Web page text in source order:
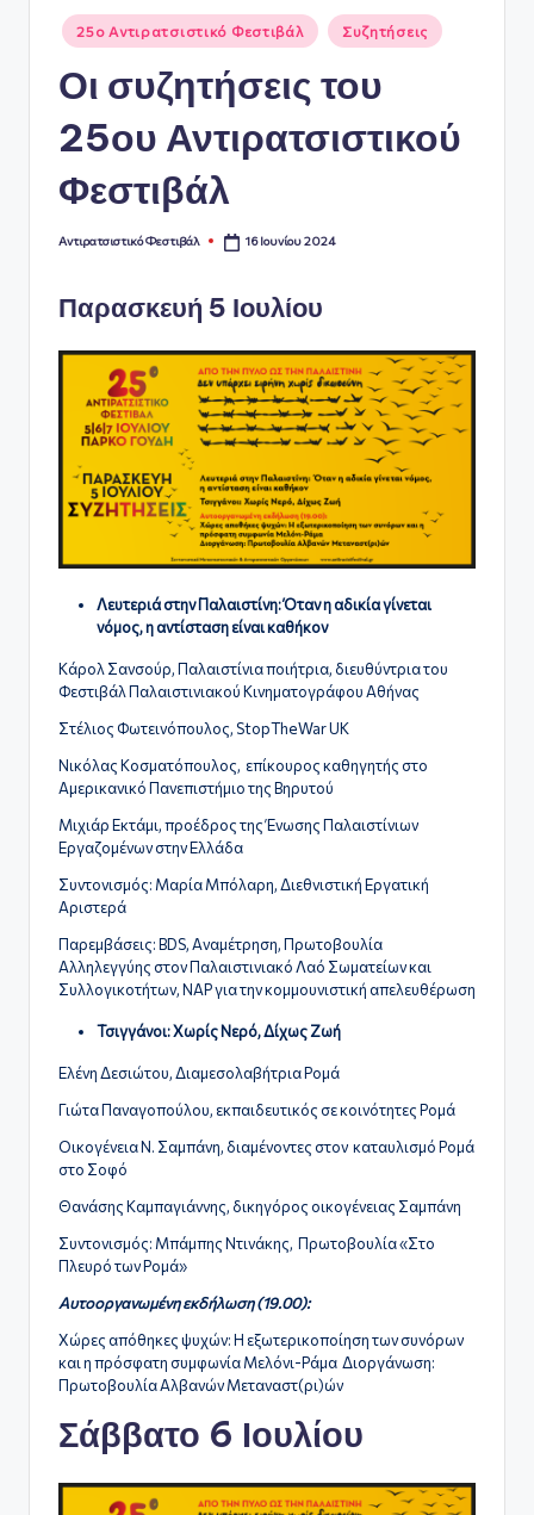
Φ
τι
Α
Αναρτήθηκε
σε
25ο Αντιρατσιστικό Φεστιβάλ Συζητήσεις
Οι συζητήσεις του
25ου Αντιρατσιστικού
Φεστιβάλ
Συγγραφέας:
Αντιρατσιστικό Φεστιβάλ 16 Ιουνίου 2024
Παρασκευή 5 Ιουλίου
Λευτεριά στην Παλαιστίνη: Όταν η αδικία γίνεται
νόμος, η αντίσταση είναι καθήκον
Κάρολ Σανσούρ, Παλαιστίνια ποιήτρια, διευθύντρια του
Φεστιβάλ Παλαιστινιακού Κινηματογράφου Αθήνας
Στέλιος Φωτεινόπουλος, StopTheWar UK
Νικόλας Κοσματόπουλος, επίκουρος καθηγητής στο
Αμερικανικό Πανεπιστήμιο της Βηρυτού
Μιχιάρ Εκτάμι, προέδρος της Ένωσης Παλαιστίνιων
Εργαζομένων στην Ελλάδα
Συντονισμός: Μαρία Μπόλαρη, Διεθνιστική Εργατική
Αριστερά
Παρεμβάσεις: BDS, Αναμέτρηση, Πρωτοβουλία
Αλληλεγγύης στον Παλαιστινιακό Λαό Σωματείων και
Συλλογικοτήτων, ΝΑΡ για την κομμουνιστική απελευθέρωση
Τσιγγάνοι: Χωρίς Νερό, Δίχως Ζωή
Ελένη Δεσιώτου, Διαμεσολαβήτρια Ρομά
Γιώτα Παναγοπούλου, εκπαιδευτικός σε κοινότητες Ρομά
Οικογένεια Ν. Σαμπάνη, διαμένοντες στον καταυλισμό Ρομά
στο Σοφό
Θανάσης Καμπαγιάννης, δικηγόρος οικογένειας Σαμπάνη
Συντονισμός: Μπάμπης Ντινάκης, Πρωτοβουλία «Στο
Πλευρό των Ρομά»
Αυτοοργανωμένη εκδήλωση (19.00):
Χώρες απόθηκες ψυχών: Η εξωτερικοποίηση των συνόρων
και η πρόσφατη συμφωνία Μελόνι-Ράμα Διοργάνωση:
Πρωτοβουλία Αλβανών Μεταναστ(ρι)ών
Σάββατο 6 Ιουλίου